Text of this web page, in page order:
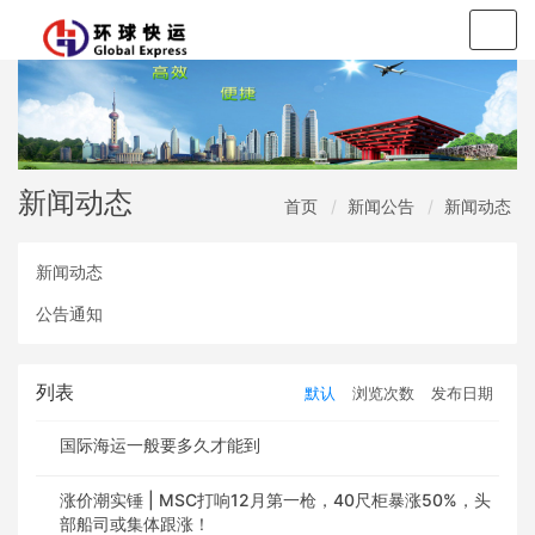
新闻动态 首页 新闻公告 新闻动态
新闻动态
公告通知
列表 默认 浏览次数 发布日期
国际海运一般要多久才能到
涨价潮实锤 | MSC打响12月第一枪，40尺柜暴涨50%，头
部船司或集体跟涨！